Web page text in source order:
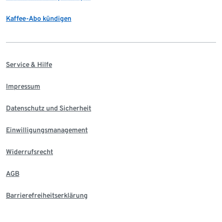
Kaffee-Abo kündigen
Service & Hilfe
Impressum
Datenschutz und Sicherheit
Einwilligungsmanagement
Widerrufsrecht
AGB
Barrierefreiheitserklärung